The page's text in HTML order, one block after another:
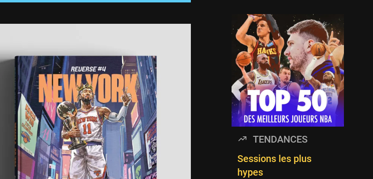
Minnesota
Timberwolves
114 sessions
Golden State Warriors
113 sessions
Denver Nuggets
106 sessions
WNBA
97 sessions
Philadelphia Sixers
89 sessions
Milwaukee Bucks
TENDANCES
Sessions les plus
hypes